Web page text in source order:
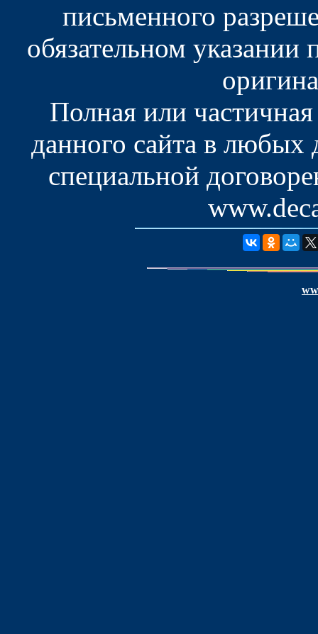
письменного
обязательном
Полная или
данного сайта в
специальной